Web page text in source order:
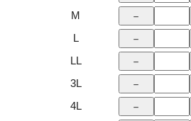
M
L
LL
3L
4L